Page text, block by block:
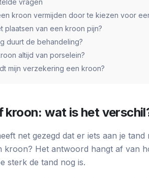
vragen
kroon vermijden door te kiezen voor
plaatsen van een kroon pijn?
duurt de behandeling?
altijd van porselein?
mijn verzekering een kroon?
kroon: wat is het
net gezegd dat er iets aan je
kroon? Het antwoord hangt af van
sterk de tand nog is.